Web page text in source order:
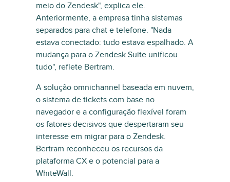
meio do Zendesk", explica ele.
Anteriormente, a empresa tinha sistemas
separados para chat e telefone. "Nada
estava conectado: tudo estava espalhado. A
mudança para o Zendesk Suite unificou
tudo", reflete Bertram.
A solução omnichannel baseada em nuvem,
o sistema de tickets com base no
navegador e a configuração flexível foram
os fatores decisivos que despertaram seu
interesse em migrar para o Zendesk.
Bertram reconheceu os recursos da
plataforma CX e o potencial para a
WhiteWall.